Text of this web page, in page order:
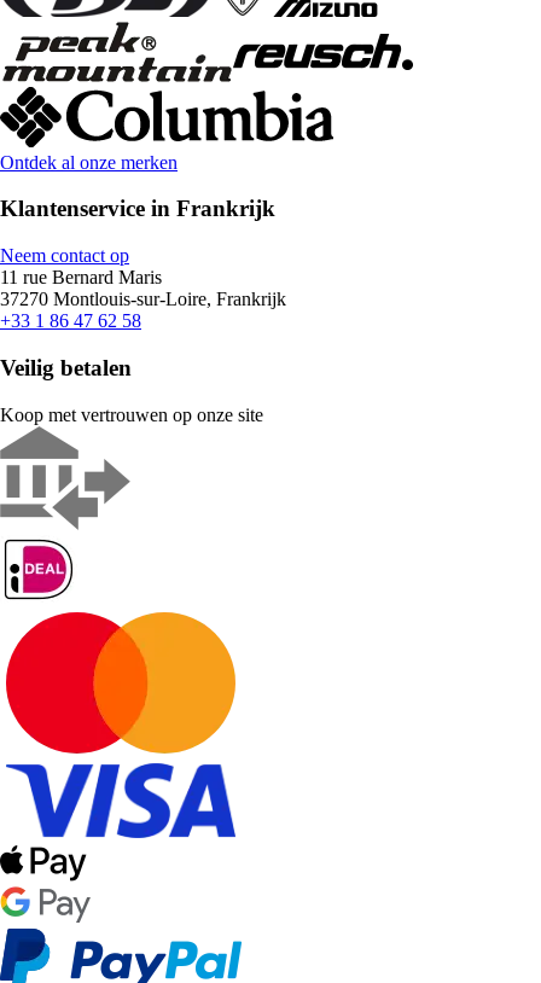
Ontdek al onze merken
Klantenservice in Frankrijk
Neem contact op
11 rue Bernard Maris
37270 Montlouis-sur-Loire, Frankrijk
+33 1 86 47 62 58
Veilig betalen
Koop met vertrouwen op onze site